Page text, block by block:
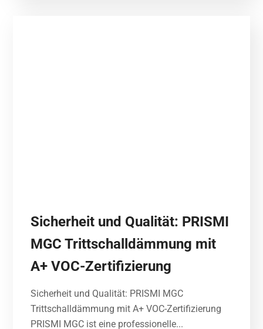
Sicherheit und Qualität: PRISMI
MGC Trittschalldämmung mit
A+ VOC-Zertifizierung
Sicherheit und Qualität: PRISMI MGC
Trittschalldämmung mit A+ VOC-Zertifizierung
PRISMI MGC ist eine professionelle...